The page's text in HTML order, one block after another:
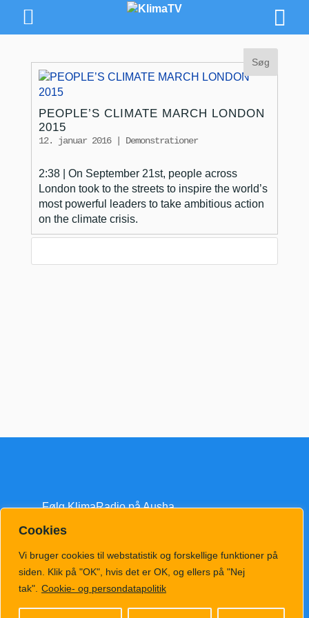
Cookies
Vi bruger cookies til webstatistik og forskellige funktioner på
siden. Klik på "OK", hvis det er OK, og ellers på "Nej
tak". Cookie- og persondatapolitik
PEOPLE’S CLIMATE MARCH LONDON
2015
12. januar 2016| Demonstrationer
2:38 | On September 21st, people across
London took to the streets to inspire the world’s
most powerful leaders to take ambitious action
on the climate crisis.
Følg KlimaRadio på Ausha